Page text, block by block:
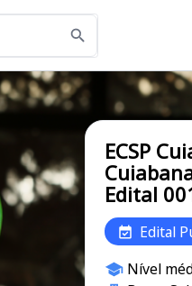
ECSP
Edital
Edital
Nível